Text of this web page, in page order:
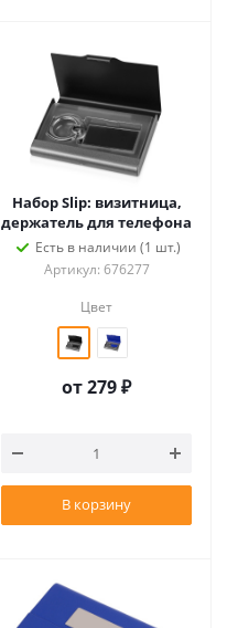
Набор Slip: визитница,
держатель для телефона
Есть в наличии (1 шт.)
Артикул: 676277
Цвет
от279 ₽
В корзину